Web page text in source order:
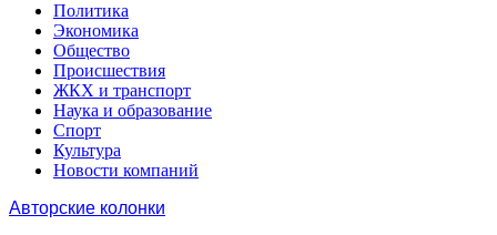
Политика
Экономика
Общество
Происшествия
ЖКХ и транспорт
Наука и образование
Спорт
Культура
Новости компаний
Авторские колонки